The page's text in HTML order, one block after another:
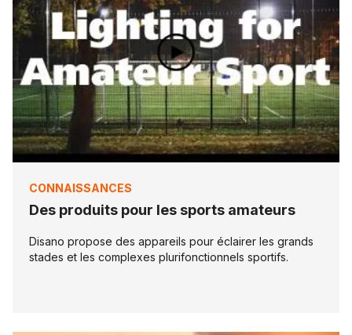
CONNAISSANCES
Des produits pour les sports amateurs
Disano propose des appareils pour éclairer les grands
stades et les complexes plurifonctionnels sportifs.